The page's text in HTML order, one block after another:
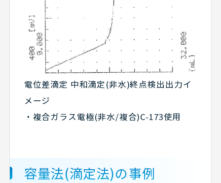
電位差滴定 中和滴定(非水)終点検出出力イ
メージ
・複合ガラス電極(非水/複合)C-173使用
容量法(滴定法)の事例